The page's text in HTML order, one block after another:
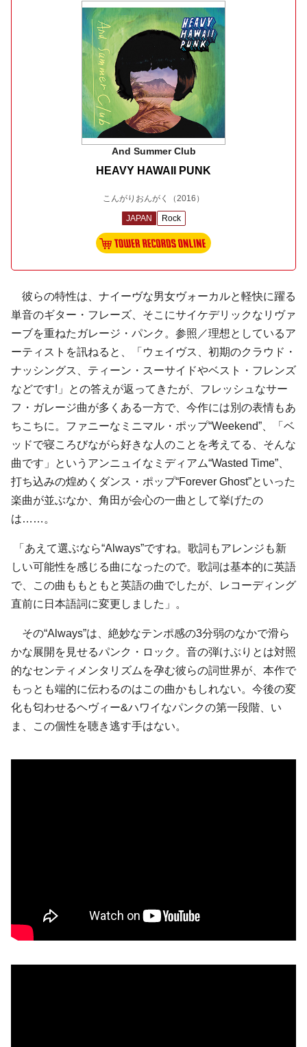
And Summer Club
HEAVY HAWAII PUNK
こんがりおんがく （2016）
JAPAN Rock
彼らの特性は、ナイーヴな男女ヴォーカルと軽快に躍る
単音のギター・フレーズ、そこにサイケデリックなリヴァ
ーブを重ねた ガレージ・パンク 。参照／理想としているア
ーティストを訊ねると、「 ウェイヴス 、初期のクラウド・
ナッシングス
ティーン・スーサイドやベスト・フレンズ
などです!」との答えが返ってきたが、フレッシュなサー
フ・ガレージ曲が多くある一方で、今作には別の表情もあ
ちこちに。ファニーなミニマル・ポップ“Weekend”、「ベ
ッドで寝ころびながら好きな人のことを考えてる、そんな
曲です」というアンニュイなミディアム“Wasted Time”、
打ち込みの煌めくダンス・ポップ“Forever Ghost”といった
楽曲が並ぶなか、角田が会心の一曲として挙げたの
は……。
「あえて選ぶなら“Always”ですね。歌詞もアレンジも新
しい可能性を感じる曲になったので。歌詞は基本的に英語
で、この曲ももともと英語の曲でしたが、レコーディング
直前に日本語詞に変更しました」。
その“Always”は、絶妙なテンポ感の3分弱のなかで滑ら
かな展開を見せるパンク・ロック。音の弾けぶりとは対照
的なセンティメンタリズムを孕む彼らの詞世界が、本作で
もっとも端的に伝わるのはこの曲かもしれない。今後の変
化も匂わせるヘヴィー&ハワイなパンクの第一段階、い
ま、この個性を聴き逃す手はない。